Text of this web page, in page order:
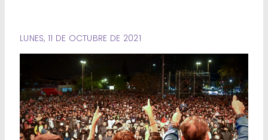
Mujeres y Diversidades
Derechos Humanos
Empleo y Formación Laboral
Internacionales
LUNES, 11 DE OCTUBRE DE 2021